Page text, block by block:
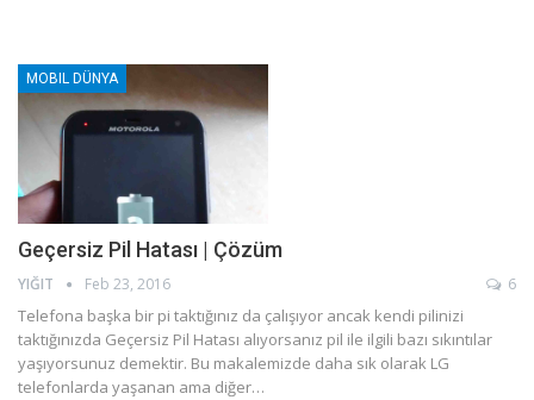
MOBIL DÜNYA
Geçersiz Pil Hatası | Çözüm
YIĞIT Feb 23, 2016 6
Telefona başka bir pi taktığınız da çalışıyor ancak kendi pilinizi
taktığınızda Geçersiz Pil Hatası alıyorsanız pil ile ilgili bazı sıkıntılar
yaşıyorsunuz demektir. Bu makalemizde daha sık olarak LG
telefonlarda yaşanan ama diğer…